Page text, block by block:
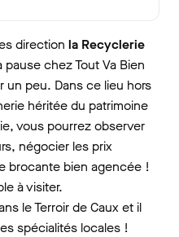
direction la Recyclerie
pause chez Tout Va Bien
un peu. Dans ce lieu hors
héritée du patrimoine
vous pourrez observer
négocier les prix
brocante bien agencée !
à visiter.
le Terroir de Caux et il
spécialités locales !